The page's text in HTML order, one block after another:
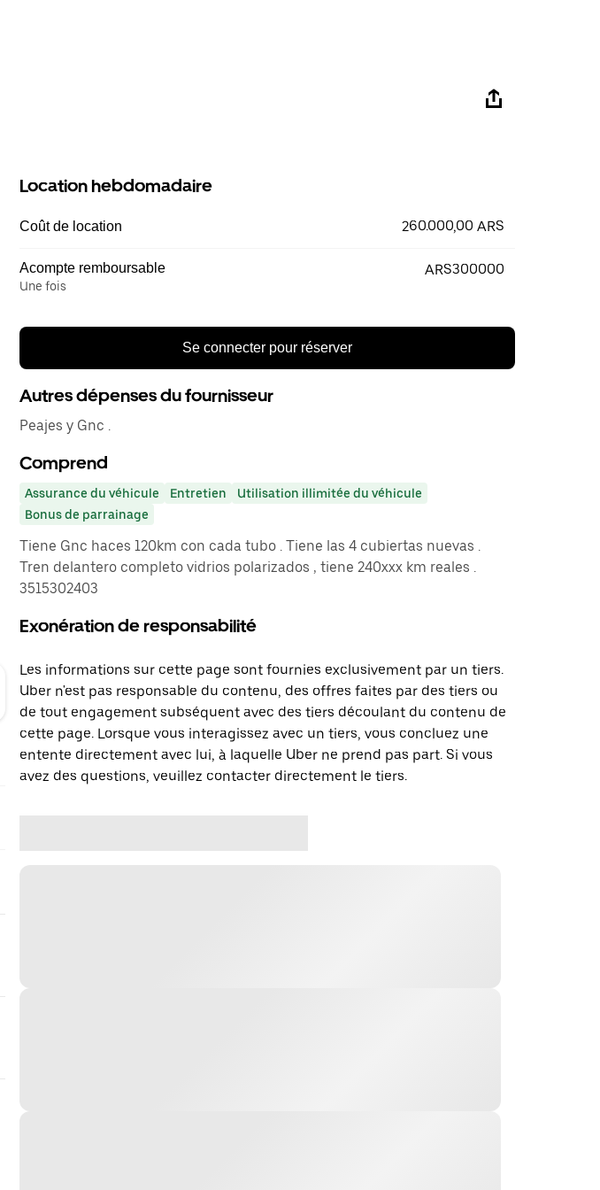
Location hebdomadaire
Coût de location 260.000,00 ARS
Acompte remboursable
Une fois
ARS300000
Se connecter pour réserver
Autres dépenses du fournisseur
Peajes y Gnc .
Comprend
Assurance du véhicule Entretien
Utilisation illimitée du véhicule
Bonus de parrainage
Tiene Gnc haces 120km con cada tubo . Tiene las 4 cubiertas nuevas .
Tren delantero completo vidrios polarizados , tiene 240xxx km reales .
3515302403
Exonération de responsabilité
Les informations sur cette page sont fournies exclusivement par un tiers.
Uber n'est pas responsable du contenu, des offres faites par des tiers ou
de tout engagement subséquent avec des tiers découlant du contenu de
cette page. Lorsque vous interagissez avec un tiers, vous concluez une
entente directement avec lui, à laquelle Uber ne prend pas part. Si vous
avez des questions, veuillez contacter directement le tiers.